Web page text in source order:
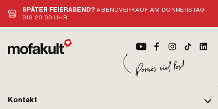
SPÄTER FEIERABEND?ABENDVERKAUF AM DONNERSTAG
BIS 20:00 UHR
Kontakt